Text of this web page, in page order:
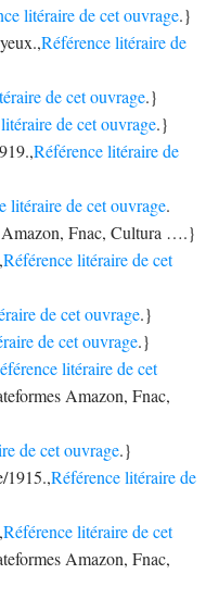
litéraire de cet ouvrage.}
Référence litéraire de
de cet ouvrage.}
de cet ouvrage.}
Référence litéraire de
litéraire de cet ouvrage.
Amazon, Fnac, Cultura ….}
Référence litéraire de cet
de cet ouvrage.}
de cet ouvrage.}
litéraire de cet
Amazon, Fnac,
de cet ouvrage.}
1915.,Référence litéraire de
Référence litéraire de cet
Amazon, Fnac,